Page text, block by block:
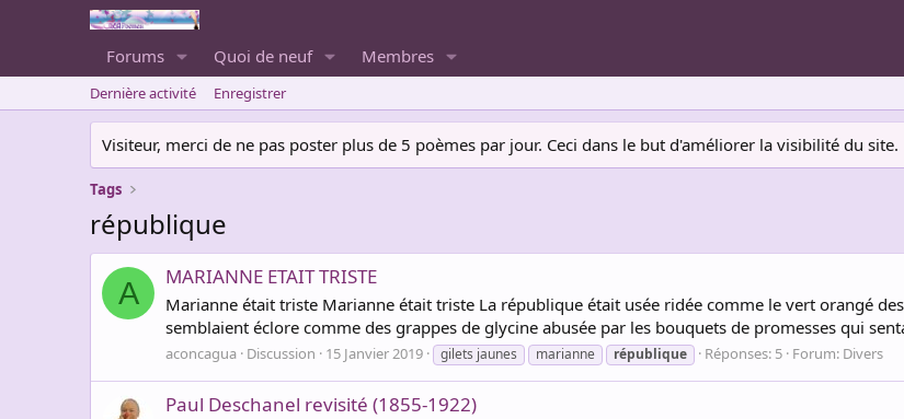
Forums Quoi de neuf Membres
Dernière activité Enregistrer
Visiteur, merci de ne pas poster plus de 5 poèmes par jour. Ceci dans le but d'améliorer la visibilité du site.
Tags
république
A MARIANNE ETAIT TRISTE
Marianne était triste Marianne était triste La république était usée ridée comme le vert orangé
semblaient éclore comme des grappes de glycine abusée par les bouquets de promesses qui
aconcagua Discussion 15 Janvier 2019 gilets jaunes marianne république Réponses: 5 Forum: Divers
Paul Deschanel revisité (1855-1922)